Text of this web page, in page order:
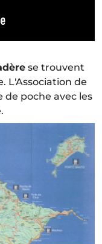
se trouvent
L'Association de
de poche avec les